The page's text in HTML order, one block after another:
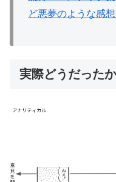
ど悪夢のような感
実際どうだった